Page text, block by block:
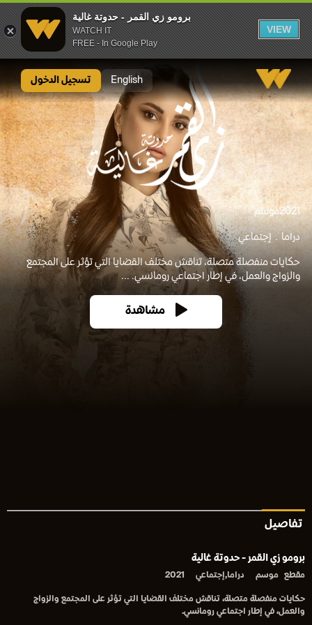
برومو زي القمر - حدوتة غالية
WATCH IT
FREE - In Google Play
VIEW
English تسجيل الدخول
2021موسم
دراما إجتماعي
حكايات منفصلة متصلة، تناقش مختلف القضايا التي تؤثر على المجتمع
والزواج والعمل، في إطار اجتماعي رومانسي. ...
مشاهدة
تفاصيل
برومو زي القمر - حدوتة غالية
مقطع موسم دراما,إجتماعي 2021
حكايات منفصلة متصلة، تناقش مختلف القضايا التي تؤثر على المجتمع والزواج
والعمل، في إطار اجتماعي رومانسي.